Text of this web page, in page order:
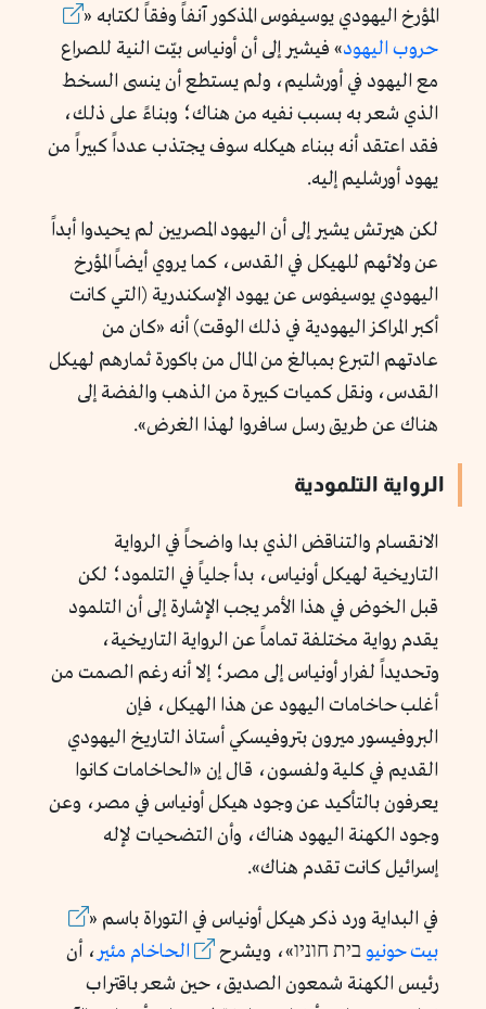
المؤرخ اليهودي يوسيفوس المذكور آنفاً وفقاً لكتابه «
حروب اليهود» فيشير إلى أن أونياس بيّت النية للصراع
مع اليهود في أورشليم، ولم يستطع أن ينسى السخط
الذي شعر به بسبب نفيه من هناك؛ وبناءً على ذلك،
فقد اعتقد أنه ببناء هيكله سوف يجتذب عدداً كبيراً من
يهود أورشليم إليه.
لكن هيرتش يشير إلى أن اليهود المصريين لم يحيدوا أبداً
عن ولائهم للهيكل في القدس، كما يروي أيضاً المؤرخ
اليهودي يوسيفوس عن يهود الإسكندرية (التي كانت
أكبر المراكز اليهودية في ذلك الوقت) أنه «كان من
عادتهم التبرع بمبالغ من المال من باكورة ثمارهم لهيكل
القدس، ونقل كميات كبيرة من الذهب والفضة إلى
هناك عن طريق رسل سافروا لهذا الغرض».
الرواية التلمودية
الانقسام والتناقض الذي بدا واضحاً في الرواية
التاريخية لهيكل أونياس، بدأ جلياً في التلمود؛ لكن
قبل الخوض في هذا الأمر يجب الإشارة إلى أن التلمود
يقدم رواية مختلفة تماماً عن الرواية التاريخية،
وتحديداً لفرار أونياس إلى مصر؛ إلا أنه رغم الصمت من
أغلب حاخامات اليهود عن هذا الهيكل، فإن
البروفيسور ميرون بتروفيسكي أستاذ التاريخ اليهودي
القديم في كلية ولفسون، قال إن «الحاخامات كانوا
يعرفون بالتأكيد عن وجود هيكل أونياس في مصر، وعن
وجود الكهنة اليهود هناك، وأن التضحيات لإله
إسرائيل كانت تقدم هناك».
في البداية ورد ذكر هيكل أونياس في التوراة باسم «
بيت حونيو בית חוניו»، ويشرح الحاخام مئير، أن
رئيس الكهنة شمعون الصديق، حين شعر باقتراب